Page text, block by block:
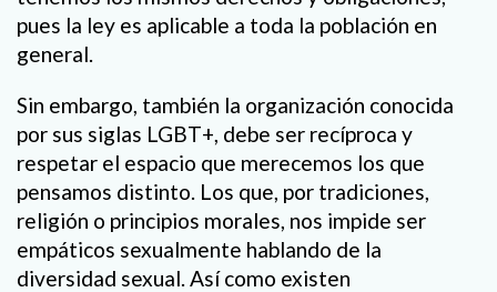
pues la ley es aplicable a toda la población en
general.
Sin embargo, también la organización conocida
por sus siglas LGBT+, debe ser recíproca y
respetar el espacio que merecemos los que
pensamos distinto. Los que, por tradiciones,
religión o principios morales, nos impide ser
empáticos sexualmente hablando de la
diversidad sexual. Así como existen